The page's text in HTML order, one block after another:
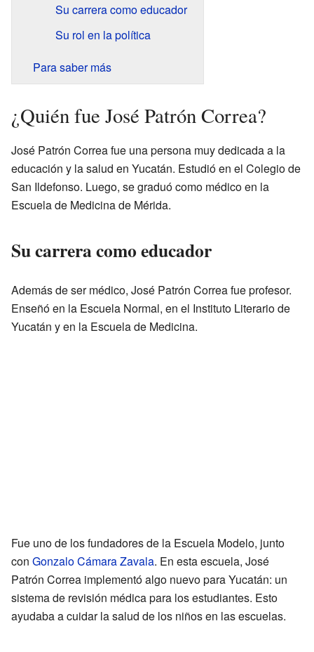
Su carrera como educador
Su rol en la política
Para saber más
¿Quién fue José Patrón Correa?
José Patrón Correa fue una persona muy dedicada a la
educación y la salud en Yucatán. Estudió en el Colegio de
San Ildefonso. Luego, se graduó como médico en la
Escuela de Medicina de Mérida.
Su carrera como educador
Además de ser médico, José Patrón Correa fue profesor.
Enseñó en la Escuela Normal, en el Instituto Literario de
Yucatán y en la Escuela de Medicina.
Fue uno de los fundadores de la Escuela Modelo, junto
con Gonzalo Cámara Zavala. En esta escuela, José
Patrón Correa implementó algo nuevo para Yucatán: un
sistema de revisión médica para los estudiantes. Esto
ayudaba a cuidar la salud de los niños en las escuelas.